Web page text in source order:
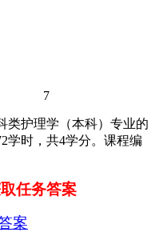
7
类护理学（本科）专业的
学时，共4学分。课程编
任务答案
案